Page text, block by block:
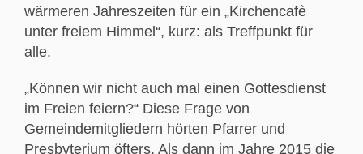
wärmeren Jahreszeiten für ein „Kirchencafè
unter freiem Himmel“, kurz: als Treffpunkt für
alle.
„Können wir nicht auch mal einen Gottesdienst
im Freien feiern?“ Diese Frage von
Gemeindemitgliedern hörten Pfarrer und
Presbyterium öfters. Als dann im Jahre 2015 die